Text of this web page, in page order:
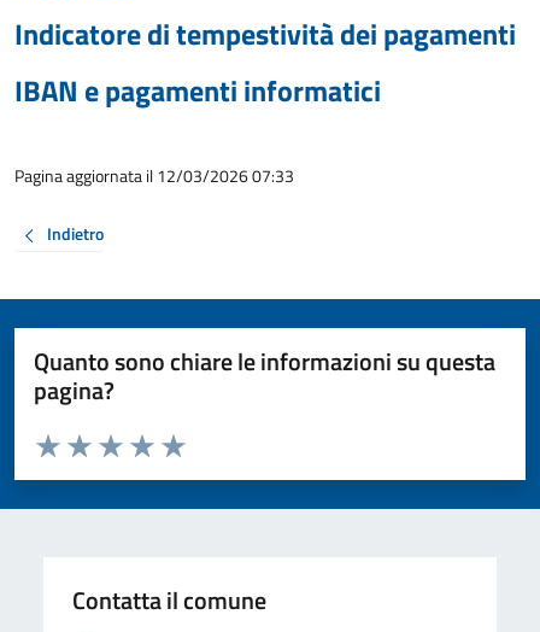
Indicatore di tempestività dei pagamenti
IBAN e pagamenti informatici
Pagina aggiornata il 12/03/2026 07:33
Indietro
Quanto sono chiare le informazioni su questa
pagina?
Valuta da 1 a 5 stelle la pagina
Valuta 5 stelle su 5
Valuta 4 stelle su 5
Valuta 3 stelle su 5
Valuta 2 stelle su 5
Valuta 1 stelle su 5
Contatta il comune